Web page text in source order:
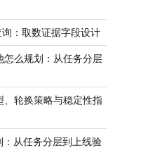
：取数证据字段设计
怎么规划：从任务分层
、轮换策略与稳定性指
从任务分层到上线验